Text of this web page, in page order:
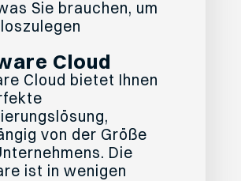
Sie brauchen, um
Cloud
Cloud bietet Ihnen
von der Größe
Die
ist in wenigen